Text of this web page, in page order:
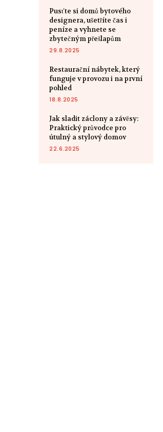
Pusťte si domů bytového
designera, ušetříte čas i
peníze a vyhnete se
zbytečným přešlapům
29.8.2025
Restaurační nábytek, který
funguje v provozu i na první
pohled
18.8.2025
Jak sladit záclony a závěsy:
Praktický průvodce pro
útulný a stylový domov
22.6.2025